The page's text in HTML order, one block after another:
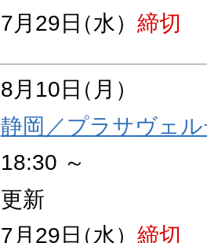
7月29日（水） 締切
8月10日（月）
静岡／プラサヴェ
18:30 ～
更新
7月29日（水） 締切